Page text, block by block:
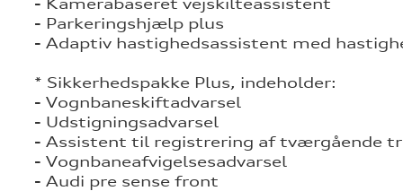
- Kamerabaseret vejskilteassistent
- Parkeringshjælp plus
- Adaptiv hastighedsassistent med
* Sikkerhedspakke Plus, indeholder:
- Vognbaneskiftadvarsel
- Udstigningsadvarsel
- Assistent til registrering af tværgående
- Vognbaneafvigelsesadvarsel
- Audi pre sense front